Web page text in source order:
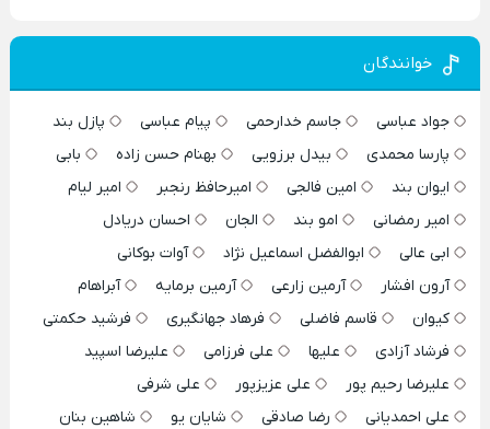
خوانندگان
جواد عباسی جاسم خدارحمی پیام عباسی
پازل بند
پارسا محمدی
بیدل برزویی بهنام حسن زاده
بابی
ایوان بند
امین فالجی امیرحافظ رنجبر
امیر لیام
امیر رمضانی
امو بند الجان
احسان دریادل
ابی عالی
ابوالفضل اسماعیل نژاد
آوات بوکانی
آرون افشار
آرمین زارعی آرمین برمایه
آبراهام
کیوان
قاسم فاضلی فرهاد جهانگیری
فرشید حکمتی
فرشاد آزادی
علیها علی فرزامی
علیرضا اسپید
علیرضا رحیم پور
علی عزیزپور
علی شرفی
علی احمدیانی
رضا صادقی شایان یو
شاهین بنان